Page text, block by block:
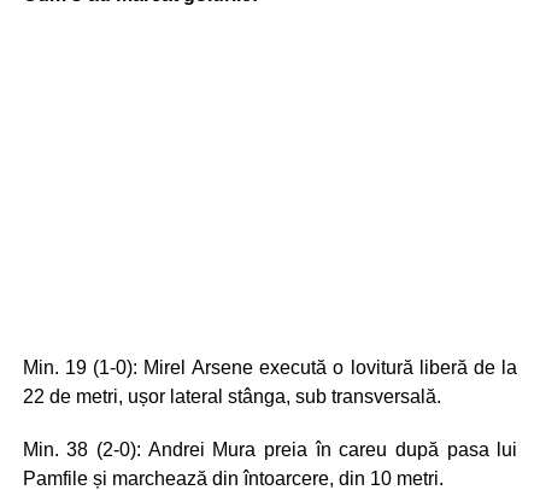
Min. 19 (1-0): Mirel Arsene execută o lovitură liberă de la
22 de metri, ușor lateral stânga, sub transversală.
Min. 38 (2-0): Andrei Mura preia în careu după pasa lui
Pamfile și marchează din întoarcere, din 10 metri.